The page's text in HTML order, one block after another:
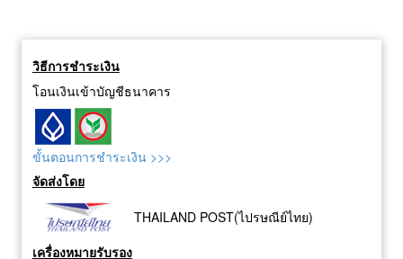
วิธีการชำระเงิน
โอนเงินเข้าบัญชีธนาคาร
ขั้นตอนการชำระเงิน >>>
จัดส่งโดย
THAILAND POST(ไปรษณีย์ไทย)
เครื่องหมายรับรอง